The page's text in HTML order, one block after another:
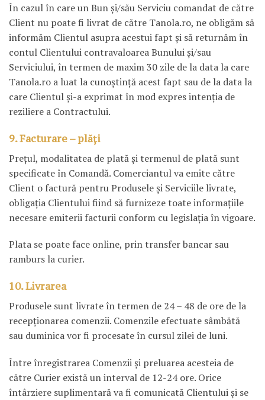
În cazul în care un Bun şi/său Serviciu comandat de către
Client nu poate fi livrat de către Tanola.ro, ne obligăm să
informăm Clientul asupra acestui fapt şi să returnăm în
contul Clientului contravaloarea Bunului şi/sau
Serviciului, în termen de maxim 30 zile de la data la care
Tanola.ro a luat la cunoştinţă acest fapt sau de la data la
care Clientul şi-a exprimat în mod expres intenţia de
reziliere a Contractului.
9. Facturare – plăți
Preţul, modalitatea de plată şi termenul de plată sunt
specificate în Comandă. Comerciantul va emite către
Client o factură pentru Produsele şi Serviciile livrate,
obligaţia Clientului fiind să furnizeze toate informaţiile
necesare emiterii facturii conform cu legislaţia în vigoare.
Plata se poate face online, prin transfer bancar sau
ramburs la curier.
10. Livrarea
Produsele sunt livrate în termen de 24 – 48 de ore de la
recepţionarea comenzii. Comenzile efectuate sâmbătă
sau duminica vor fi procesate în cursul zilei de luni.
Între înregistrarea Comenzii şi preluarea acesteia de
către Curier există un interval de 12-24 ore. Orice
întârziere suplimentară va fi comunicată Clientului şi se